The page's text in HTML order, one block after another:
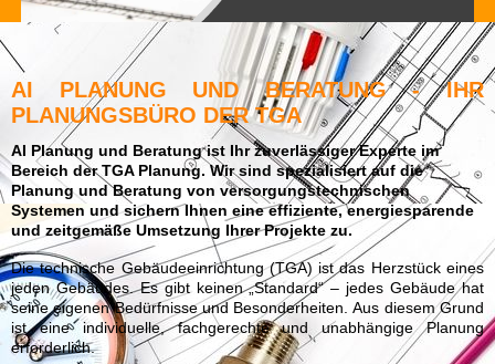
AI PLANUNG UND BERATUNG - IHR
PLANUNGSBÜRO DER TGA
AI Planung und Beratung ist Ihr zuverlässiger Experte im
Bereich der TGA Planung. Wir sind spezialisiert auf die
Planung und Beratung von versorgungstechnischen
Systemen und sichern Ihnen eine effiziente, energiesparende
und zeitgemäße Umsetzung Ihrer Projekte zu.
Die technische Gebäudeeinrichtung (TGA) ist das Herzstück eines
jeden Gebäudes. Es gibt keinen „Standard“ – jedes Gebäude hat
seine eigenen Bedürfnisse und Besonderheiten. Aus diesem Grund
ist eine individuelle, fachgerechte und unabhängige Planung
erforderlich.